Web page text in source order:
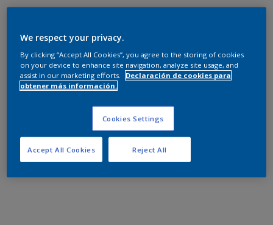
We respect your privacy.
By clicking “Accept All Cookies”, you agree to the storing of cookies
on your device to enhance site navigation, analyze site usage, and
assist in our marketing efforts.
Declaración de cookies para
obtener más información.
Cookies Settings
Reject All
Accept All Cookies